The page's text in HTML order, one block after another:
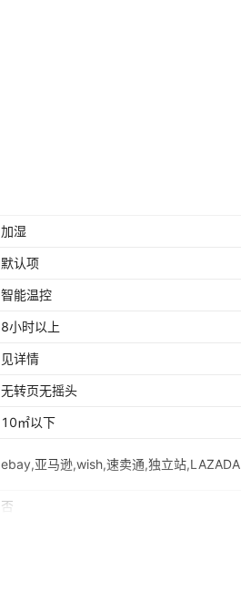
加湿
默认项
智能温控
8小时以上
见详情
无转页无摇头
10㎡以下
ebay,亚马逊,wish,速卖通,独立站,LAZADA
否